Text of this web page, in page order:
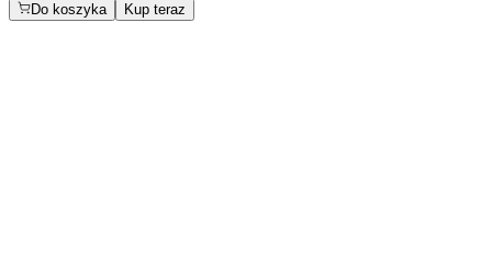
Do koszyka Kup teraz